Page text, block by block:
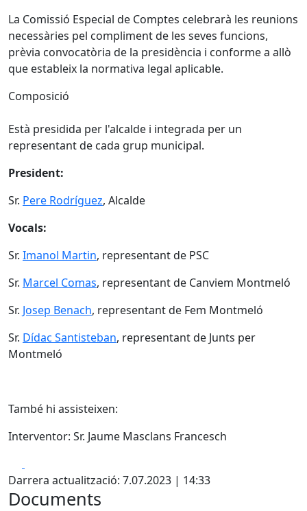
La Comissió Especial de Comptes celebrarà les reunions
necessàries pel compliment de les seves funcions,
prèvia convocatòria de la presidència i conforme a allò
que estableix la normativa legal aplicable.
Composició
Està presidida per l'alcalde i integrada per un
representant de cada grup municipal.
President:
Sr. Pere Rodríguez, Alcalde
Vocals:
Sr. Imanol Martin, representant de PSC
Sr. Marcel Comas, representant de Canviem Montmeló
Sr. Josep Benach, representant de Fem Montmeló
Sr. Dídac Santisteban, representant de Junts per
Montmeló
També hi assisteixen:
Interventor: Sr. Jaume Masclans Francesch
Darrera actualització: 7.07.2023 | 14:33
Documents